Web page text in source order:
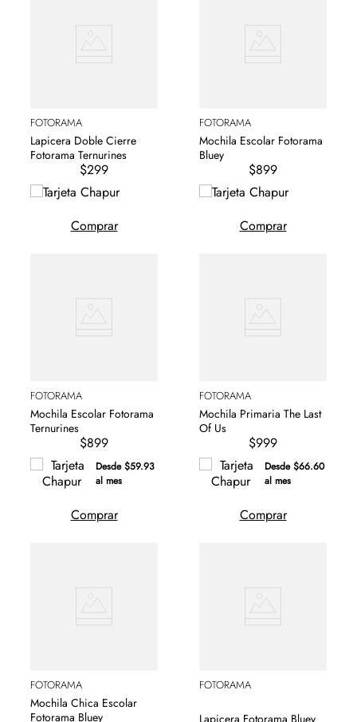
FOTORAMA
Lapicera Doble Cierre
Fotorama Ternurines
$299
Comprar
FOTORAMA
Mochila Escolar Fotorama
Bluey
$899
Comprar
FOTORAMA
Mochila Escolar Fotorama
Ternurines
$899
Desde $59.93
al mes
Comprar
FOTORAMA
Mochila Primaria The Last
Of Us
$999
Desde $66.60
al mes
Comprar
FOTORAMA
Mochila Chica Escolar
Fotorama Bluey
FOTORAMA
Lapicera Fotorama Bluey